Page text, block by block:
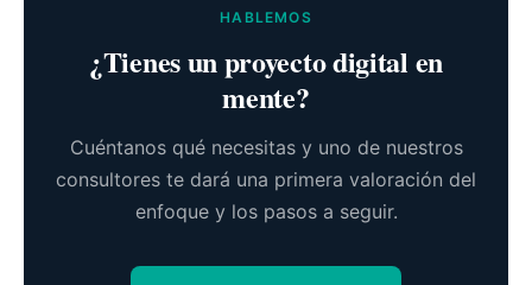
HABLEMOS
¿Tienes un proyecto digital en
mente?
Cuéntanos qué necesitas y uno de nuestros
consultores te dará una primera valoración del
enfoque y los pasos a seguir.